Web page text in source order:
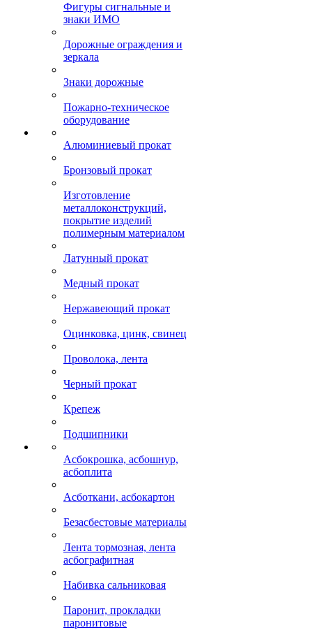
Фигуры сигнальные и
знаки ИМО
Дорожные ограждения и
зеркала
Знаки дорожные
Пожарно-техническое
оборудование
Алюминиевый прокат
Бронзовый прокат
Изготовление
металлоконструкций,
покрытие изделий
полимерным материалом
Латунный прокат
Медный прокат
Нержавеющий прокат
Оцинковка, цинк, свинец
Проволока, лента
Черный прокат
Крепеж
Подшипники
Асбокрошка, асбошнур,
асбоплита
Асботкани, асбокартон
Безасбестовые материалы
Лента тормозная, лента
асбографитная
Набивка сальниковая
Паронит, прокладки
паронитовые